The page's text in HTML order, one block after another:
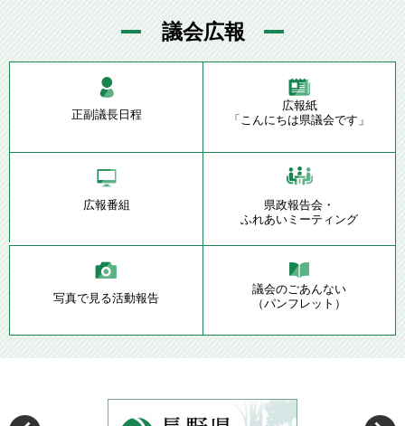
議会広報
正副議長日程
広報紙
「こんにちは県議会です」
広報番組
県政報告会・
ふれあいミーティング
写真で見る活動報告
議会のごあんない
（パンフレット）